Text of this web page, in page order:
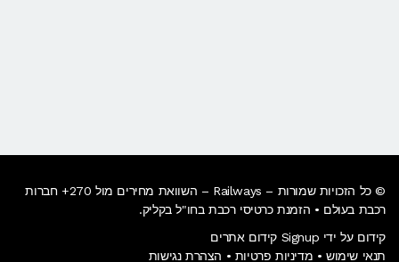
© כל הזכויות שמורות – Railways – השוואת מחירים מול 270+ חברות
רכבת בעולם • הזמנת כרטיסי רכבת בחו"ל בקליק​.
קידום על ידי Signup קידום אתרים
תנאי שימוש • מדיניות פרטיות • הצהרת נגישות